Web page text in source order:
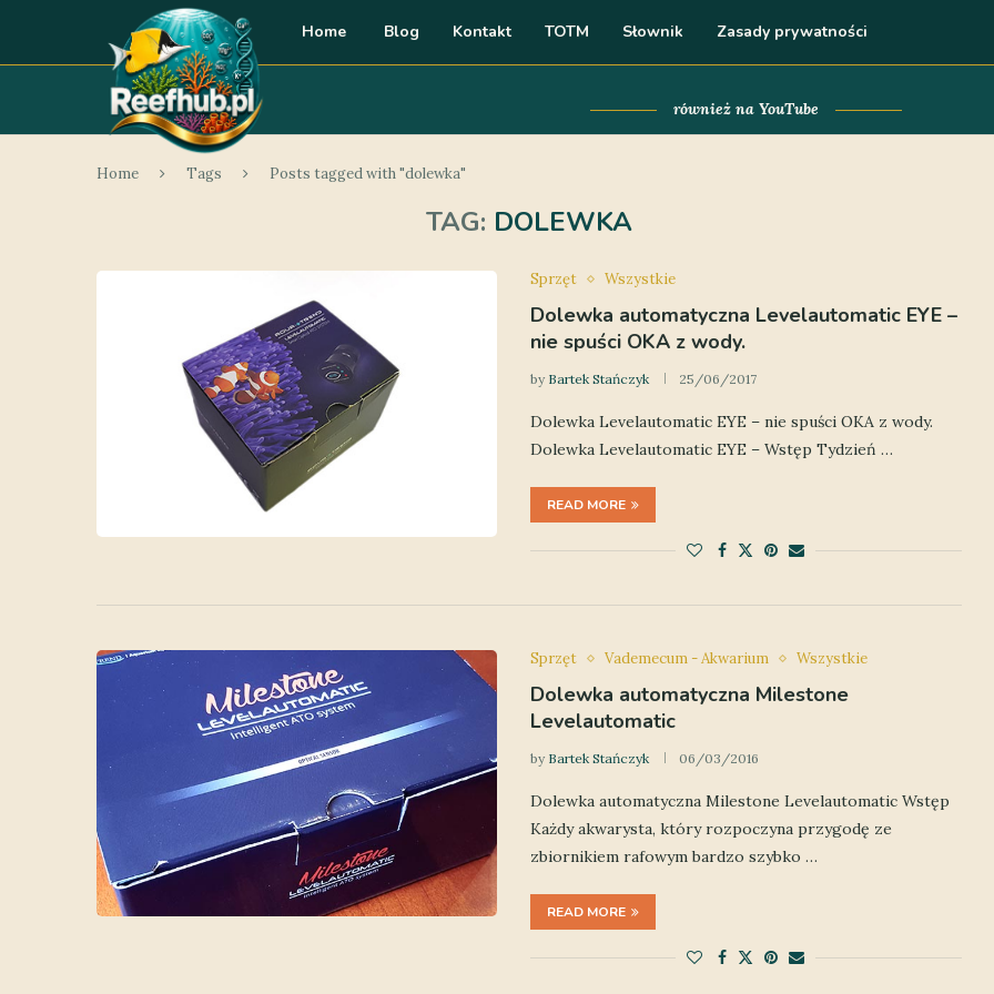
Home Blog Kontakt TOTM Słownik Zasady prywatności
również na YouTube
Home Tags Posts tagged with "dolewka"
TAG: DOLEWKA
Sprzęt Wszystkie
Dolewka automatyczna Levelautomatic EYE –
nie spuści OKA z wody.
by Bartek Stańczyk 25/06/2017
Dolewka Levelautomatic EYE – nie spuści OKA z wody.
Dolewka Levelautomatic EYE – Wstęp Tydzień …
READ MORE
Sprzęt Vademecum - Akwarium Wszystkie
Dolewka automatyczna Milestone
Levelautomatic
by Bartek Stańczyk 06/03/2016
Dolewka automatyczna Milestone Levelautomatic Wstęp
Każdy akwarysta, który rozpoczyna przygodę ze
zbiornikiem rafowym bardzo szybko …
READ MORE